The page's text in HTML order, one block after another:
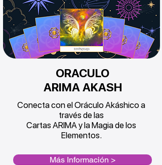
ORACULO
ARIMA AKASH
Conecta con el Oráculo Akáshico a
través de las
Cartas ARIMA y la Magia de los
Elementos.
Más Información >